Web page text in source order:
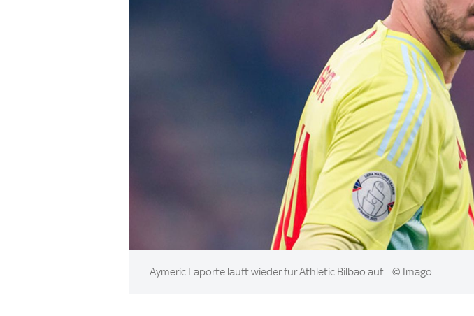
Image:
Aymeric Laporte läuft wieder für Athletic Bilbao auf. © Imago